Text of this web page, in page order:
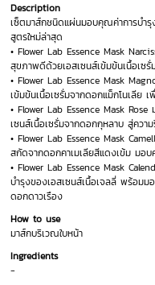
Description
เซ็ตมาส์กชนิดแผ่นมอบคุณค่าการบำ
สูตรใหม่ล่าสุด
• Flower Lab Essence Mask
สุขภาพดีด้วยเอสเซนส์เข้มข้นเนื้อเซ
• Flower Lab Essence Mask
เข้มข้นเนื้อเซรั่มจากดอกแม็กโนเลีย
• Flower Lab Essence Mask
เซนส์เนื้อเซรั่มจากดอกกุหลาบ สู่ควา
• Flower Lab Essence Mask
สกัดจากดอกคาเมเลียสีแดงเข้ม มอ
• Flower Lab Essence Mask
บำรุงของเอสเซนส์เนื้อเจลลี่ พร้อม
ดอกดาวเรือง
How to use
มาส์กบริเวณใบหน้า
Ingredients
-